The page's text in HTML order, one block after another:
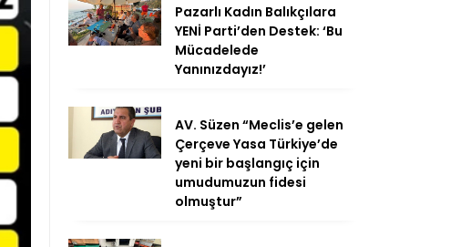
Pazarlı Kadın Balıkçılara
YENİ Parti’den Destek: ‘Bu
Mücadelede
Yanınızdayız!’
AV. Süzen “Meclis’e gelen
Çerçeve Yasa Türkiye’de
yeni bir başlangıç için
umudumuzun fidesi
olmuştur”